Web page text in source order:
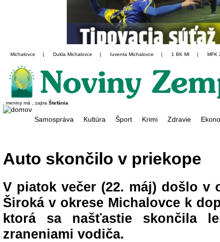
Michalovce | Dukla Michalovce | Iuventa Michalovce | 1 BK MI | MFK
, meniny má , zajtra Štefánia
Samospráva Kultúra Šport Krimi Zdravie
Auto skončilo v priekope
V piatok večer (22. máj) došlo v
Široká v okrese Michalovce k
ktorá sa našťastie skončila
zraneniami vodiča.